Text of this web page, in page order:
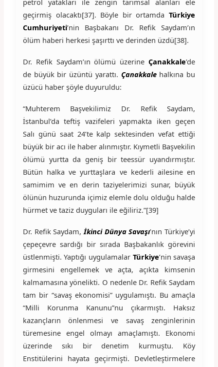
petrol yatakları ile zengin tarımsal alanları ele
geçirmiş olacaktı[37]. Böyle bir ortamdaTürkiye
Cumhuriyeti’nin Başbakanı Dr. Refik Saydam’ın
ölüm haberi herkesi şaşırttı ve derinden üzdü[38].
Dr. Refik Saydam’ın ölümü üzerineÇanakkale’de
de büyük bir üzüntü yarattı. Çanakkale halkına bu
üzücü haber şöyle duyuruldu:
“Muhterem Başvekilimiz Dr. Refik Saydam,
İstanbul’da teftiş vazifeleri yapmakta iken geçen
Salı günü saat 24’te kalp sektesinden vefat ettiği
büyük bir acı ile haber alınmıştır. Kıymetli Başvekilin
ölümü yurtta da geniş bir teessür uyandırmıştır.
Bütün halka ve yurttaşlara ve kederli ailesine en
samimim ve en derin taziyelerimizi sunar, büyük
ölünün huzurunda içimiz elemle dolu olduğu halde
hürmet ve taziz duyguları ile eğiliriz.”[39]
Dr. Refik Saydam,İkinci Dünya Savaşı’nın Türkiye’yi
çepeçevre sardığı bir sırada Başbakanlık görevini
üstlenmişti. Yaptığı uygulamalar Türkiye’nin savaşa
girmesini engellemek ve açta, açıkta kimsenin
kalmamasına yönelikti. O nedenle Dr. Refik Saydam
tam bir “savaş ekonomisi” uygulamıştı. Bu amaçla
“Milli Korunma Kanunu”nu çıkarmıştı. Haksız
kazançların önlenmesi ve savaş zenginlerinin
türemesine engel olmayı amaçlamıştı. Ekonomi
üzerinde sıkı bir denetim kurmuştu. Köy
Enstitülerini hayata geçirmişti. Devletleştirmelere